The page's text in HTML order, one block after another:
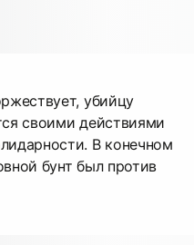
убийцу
своими действиями
В конечном
бунт был против